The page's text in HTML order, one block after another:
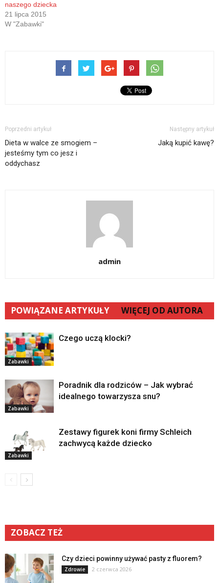
naszego dziecka
21 lipca 2015
W "Zabawki"
Poprzedni artykuł
Dieta w walce ze smogiem –
jesteśmy tym co jesz i
oddychasz
Następny artykuł
Jaką kupić kawę?
admin
POWIĄZANE ARTYKUŁY WIĘCEJ OD AUTORA
Zabawki
Czego uczą klocki?
Zabawki
Poradnik dla rodziców – Jak wybrać
idealnego towarzysza snu?
Zabawki
Zestawy figurek koni firmy Schleich
zachwycą każde dziecko
ZOBACZ TEŻ
Czy dzieci powinny używać pasty z fluorem?
Zdrowie 2 czerwca 2026